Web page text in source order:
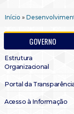
Início »
GOVERNO
Estrutura
Organizacional
Portal da
Acesso à Informação